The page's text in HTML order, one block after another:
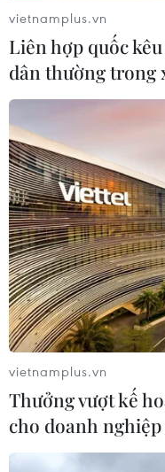
Giáo sư Võ Tòng
Việt lại chọn
05/08/2016 22:22
Người tiêu dùng Việt
do họ cho rằng gạo
hơn, ít sử dụng thuốc
vietnamplus.vn
Liên hợp quốc
dân thường trong
vietnamplus.vn
Thưởng vượt kế
cho doanh